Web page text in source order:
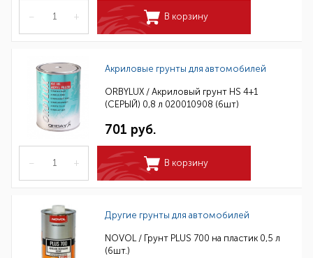
– + В корзину
Акриловые грунты для автомобилей
ORBYLUX / Акриловый грунт HS 4+1
(СЕРЫЙ) 0,8 л 020010908 (6шт)
701 руб.
– + В корзину
Другие грунты для автомобилей
NOVOL / Грунт PLUS 700 на пластик 0,5 л
(6шт.)